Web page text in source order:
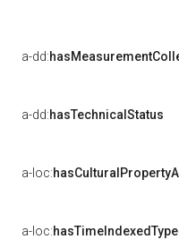
a-dd:
a-dd:hasTechnicalStatus
a-loc:
a-loc: